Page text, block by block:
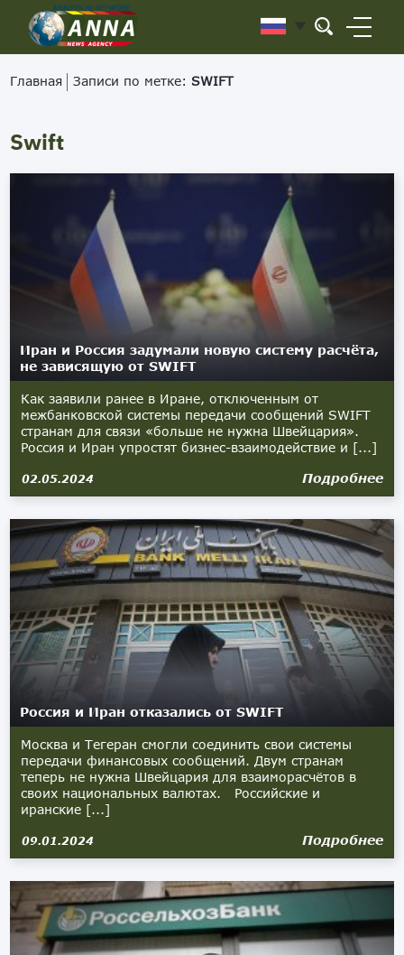
Главная Записи по метке: SWIFT
Swift
Иран и Россия задумали новую систему расчёта,
не зависящую от SWIFT
Как заявили ранее в Иране, отключенным от
межбанковской системы передачи сообщений SWIFT
странам для связи «больше не нужна Швейцария».
Россия и Иран упростят бизнес-взаимодействие и [...]
02.05.2024 Подробнее
Россия и Иран отказались от SWIFT
Москва и Тегеран смогли соединить свои системы
передачи финансовых сообщений. Двум странам
теперь не нужна Швейцария для взаиморасчётов в
своих национальных валютах. Российские и
иранские [...]
09.01.2024 Подробнее